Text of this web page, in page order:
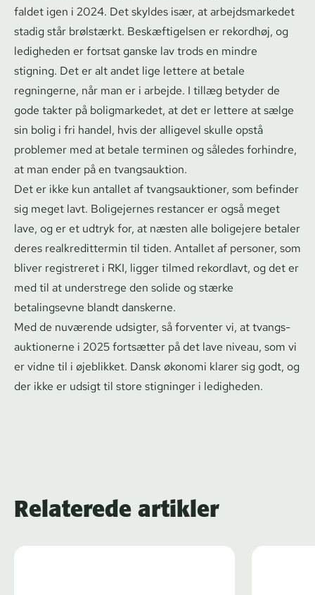
faldet igen i 2024. Det skyldes især, at ar­bejds­mar­ke­det
stadig står brølstærkt. Beskæftigelsen er rekordhøj, og
ledigheden er fortsat ganske lav trods en mindre
stigning. Det er alt andet lige lettere at betale
regningerne, når man er i arbejde. I tillæg betyder de
gode takter på boligmarkedet, at det er lettere at sælge
sin bolig i fri handel, hvis der alligevel skulle opstå
problemer med at betale terminen og således forhindre,
at man ender på en tvangsauktion.
Det er ikke kun antallet af tvangs­auk­tio­ner, som befinder
sig meget lavt. Boligejernes restancer er også meget
lave, og er et udtryk for, at næsten alle boligejere betaler
deres re­al­kre­dit­ter­min til tiden. Antallet af personer, som
bliver registreret i RKI, ligger tilmed rekordlavt, og det er
med til at understrege den solide og stærke
betalingsevne blandt danskerne.
Med de nuværende udsigter, så forventer vi, at tvangs­
auk­tio­ner­ne i 2025 fortsætter på det lave niveau, som vi
er vidne til i øjeblikket. Dansk økonomi klarer sig godt, og
der ikke er udsigt til store stigninger i ledigheden.
Relaterede artikler